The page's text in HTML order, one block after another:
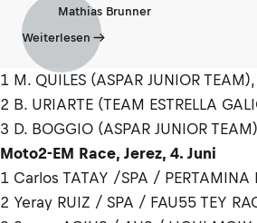
Mathias Brunner
Weiterlesen
1 M. QUILES (ASPAR JUNIOR TEAM),
2 B. URIARTE (TEAM ESTRELLA
3 D. BOGGIO (ASPAR JUNIOR
Moto2-EM Race, Jerez, 4. Juni
1 Carlos TATAY /SPA /
2 Yeray RUIZ / SPA / FAU55 TEY